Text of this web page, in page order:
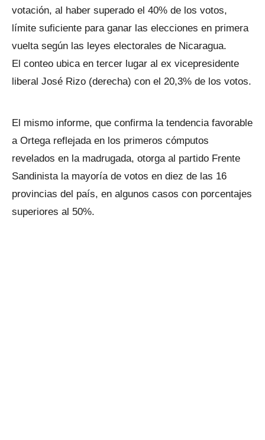
votación, al haber superado el 40% de los votos,
límite suficiente para ganar las elecciones en primera
vuelta según las leyes electorales de Nicaragua.
El conteo ubica en tercer lugar al ex vicepresidente
liberal José Rizo (derecha) con el 20,3% de los votos.
El mismo informe, que confirma la tendencia favorable
a Ortega reflejada en los primeros cómputos
revelados en la madrugada, otorga al partido Frente
Sandinista la mayoría de votos en diez de las 16
provincias del país, en algunos casos con porcentajes
superiores al 50%.